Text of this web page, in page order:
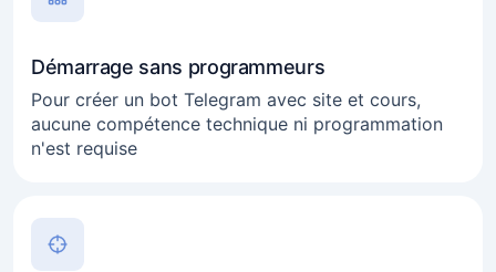
Démarrage sans programmeurs
Pour créer un bot Telegram avec site et cours,
aucune compétence technique ni programmation
n'est requise